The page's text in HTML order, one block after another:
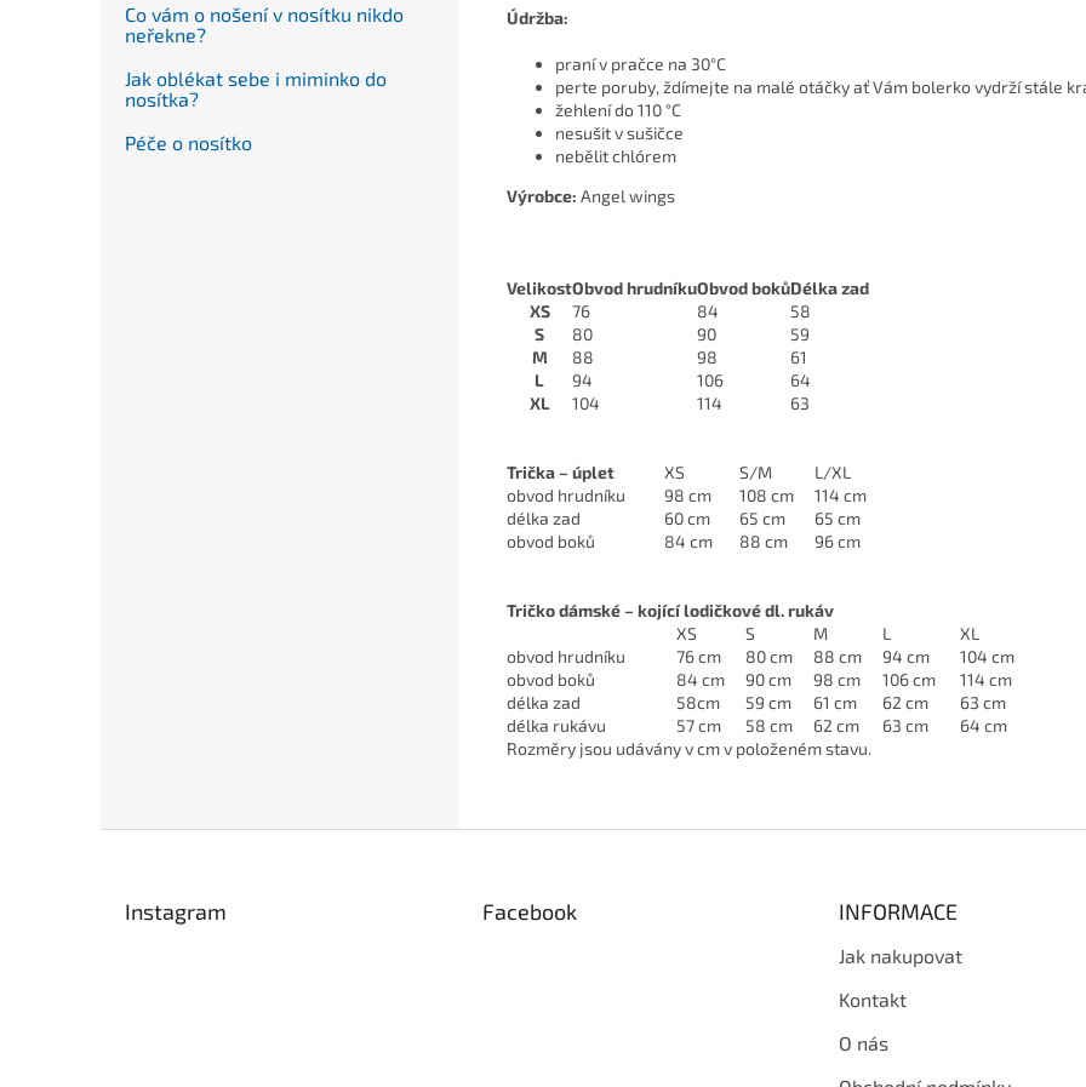
Co vám o nošení v nosítku nikdo
neřekne?
Jak oblékat sebe i miminko do
nosítka?
Péče o nosítko
Údržba:
praní v pračce na 30°C
perte poruby, ždímejte na malé otáčky ať Vám bolerko vydrží stále
žehlení do 110 °C
nesušit v sušičce
nebělit chlórem
Výrobce: Angel wings
VelikostObvod hrudníkuObvod bokůDélka zad
XS
76 84
58
S
80 90
59
M
88 98
61
L
94 106
64
XL
104 114 63
Trička – úplet XS S/M
L/XL
obvod hrudníku
98 cm 108 cm
114 cm
délka zad
60 cm 65 cm
65 cm
obvod boků
84 cm 88 cm 96 cm
Tričko dámské – kojící lodičkové dl. rukáv
XS
S M L
XL
obvod hrudníku
76 cm 80 cm 88 cm 94 cm
104 cm
obvod boků
84 cm 90 cm 98 cm 106 cm
114 cm
délka zad
58cm 59 cm 61 cm 62 cm
63 cm
délka rukávu
57 cm 58 cm 62 cm 63 cm
64 cm
Rozměry jsou udávány v cm v položeném stavu.
Instagram Facebook INFORMACE
Jak nakupovat
Kontakt
O nás